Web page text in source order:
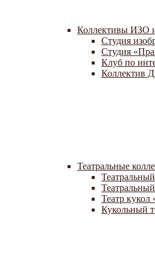
Коллективы ИЗО
Студия
Студия
Клуб по
Коллектив
Театральные
Театр
Кукольный